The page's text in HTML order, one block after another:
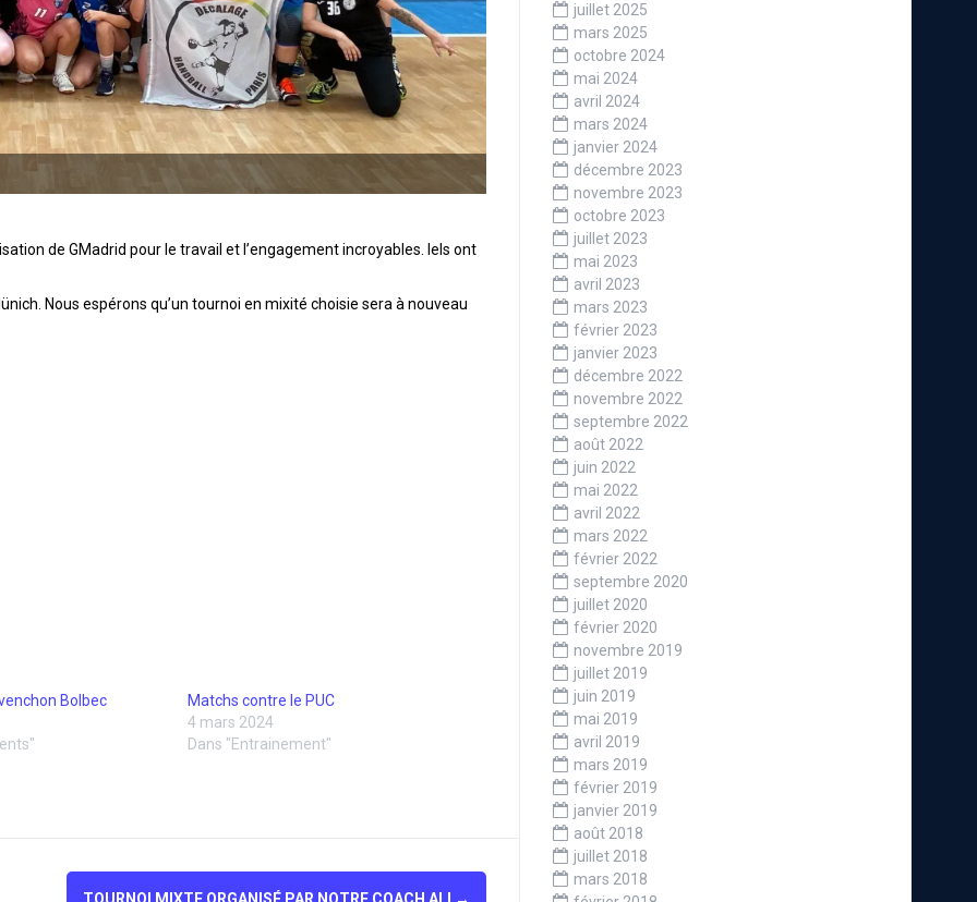
Avec les joueureuses de Torrejon et Leganes
de GMadrid pour le travail et l’engagement incroyables. Iels ont
Nous espérons qu’un tournoi en mixité choisie sera à nouveau
Bolbec
Matchs contre le PUC
4 mars 2024
Dans "Entrainement"
juillet 2025
mars 2025
octobre 2024
mai 2024
avril 2024
mars 2024
janvier 2024
décembre 2023
novembre 2023
octobre 2023
juillet 2023
mai 2023
avril 2023
mars 2023
février 2023
janvier 2023
décembre 2022
novembre 2022
septembre 2022
août 2022
juin 2022
mai 2022
avril 2022
mars 2022
février 2022
septembre 2020
juillet 2020
février 2020
novembre 2019
juillet 2019
juin 2019
mai 2019
avril 2019
mars 2019
février 2019
janvier 2019
août 2018
juillet 2018
mars 2018